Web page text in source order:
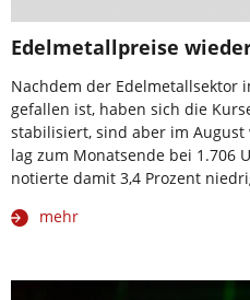
Edelmetallpreise
Nachdem der Edelmetallsektor
gefallen ist, haben sich die
stabilisiert, sind aber im
lag zum Monatsende bei 1.706
notierte damit 3,4 Prozent
mehr